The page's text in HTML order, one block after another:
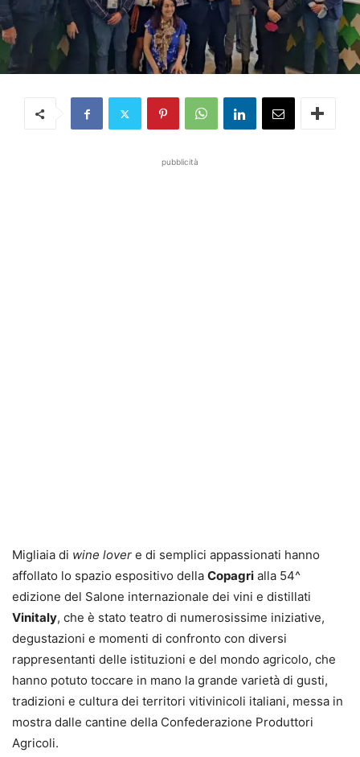
pubblicità
Migliaia di wine lover e di semplici appassionati hanno
affollato lo spazio espositivo della Copagri alla 54^
edizione del Salone internazionale dei vini e distillati
Vinitaly, che è stato teatro di numerosissime iniziative,
degustazioni e momenti di confronto con diversi
rappresentanti delle istituzioni e del mondo agricolo, che
hanno potuto toccare in mano la grande varietà di gusti,
tradizioni e cultura dei territori vitivinicoli italiani, messa in
mostra dalle cantine della Confederazione Produttori
Agricoli.